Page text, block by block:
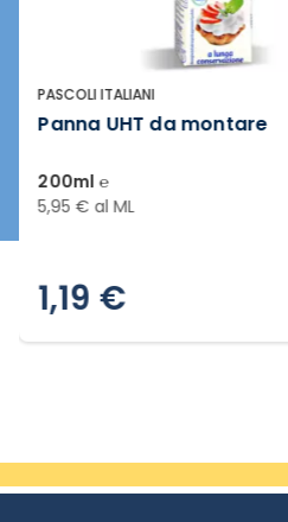
PASCOLI ITALIANI
Panna UHT da montare
200ml ℮
5,95 € al ML
1,19 €